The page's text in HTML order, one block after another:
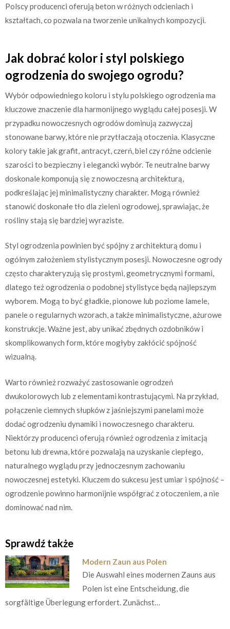
Polscy producenci oferują beton w różnych odcieniach i
kształtach, co pozwala na tworzenie unikalnych kompozycji.
Jak dobrać kolor i styl polskiego
ogrodzenia do swojego ogrodu?
Wybór odpowiedniego koloru i stylu polskiego ogrodzenia ma
kluczowe znaczenie dla harmonijnego wyglądu całej posesji. W
przypadku nowoczesnych ogrodów dominują zazwyczaj
stonowane barwy, które nie przytłaczają otoczenia. Klasyczne
kolory takie jak grafit, antracyt, czerń, biel czy różne odcienie
szarości to bezpieczny i elegancki wybór. Te neutralne barwy
doskonale komponują się z nowoczesną architekturą,
podkreślając jej minimalistyczny charakter. Mogą również
stanowić doskonałe tło dla zieleni ogrodowej, sprawiając, że
rośliny stają się bardziej wyraziste.
Styl ogrodzenia powinien być spójny z architekturą domu i
ogólnym założeniem stylistycznym posesji. Nowoczesne ogrody
często charakteryzują się prostymi, geometrycznymi formami,
dlatego też ogrodzenia o podobnej stylistyce będą najlepszym
wyborem. Mogą to być gładkie, pionowe lub poziome lamele,
panele o regularnych wzorach, a także minimalistyczne, ażurowe
konstrukcje. Ważne jest, aby unikać zbędnych ozdobników i
skomplikowanych form, które mogłyby zakłócić spójność
wizualną.
Warto również rozważyć zastosowanie ogrodzeń
dwukolorowych lub z elementami kontrastującymi. Na przykład,
połączenie ciemnych słupków z jaśniejszymi panelami może
dodać ogrodzeniu dynamiki i nowoczesnego charakteru.
Niektórzy producenci oferują również ogrodzenia z imitacją
betonu lub drewna, które pozwalają na uzyskanie ciepłego,
naturalnego wyglądu przy jednoczesnym zachowaniu
nowoczesnej estetyki. Kluczem do sukcesu jest umiar i spójność –
ogrodzenie powinno harmonijnie współgrać z otoczeniem, a nie
dominować nad nim.
Sprawdź także
Modern Zaun aus Polen
Die Auswahl eines modernen Zauns aus
Polen ist eine Entscheidung, die
sorgfältige Überlegung erfordert. Zunächst…